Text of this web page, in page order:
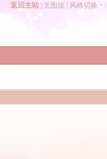
返回主站 无图版 风格切换